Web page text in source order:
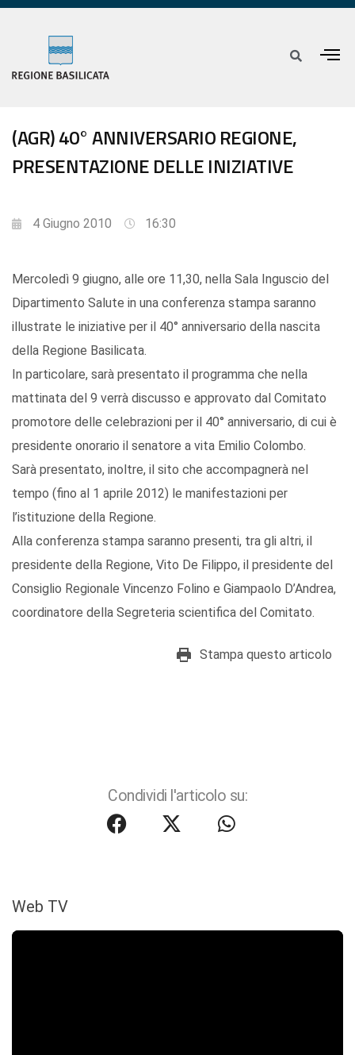
(AGR) 40° ANNIVERSARIO REGIONE,
PRESENTAZIONE DELLE INIZIATIVE
4 Giugno 2010 16:30
Mercoledì 9 giugno, alle ore 11,30, nella Sala Inguscio del
Dipartimento Salute in una conferenza stampa saranno
illustrate le iniziative per il 40° anniversario della nascita
della Regione Basilicata.
In particolare, sarà presentato il programma che nella
mattinata del 9 verrà discusso e approvato dal Comitato
promotore delle celebrazioni per il 40° anniversario, di cui è
presidente onorario il senatore a vita Emilio Colombo.
Sarà presentato, inoltre, il sito che accompagnerà nel
tempo (fino al 1 aprile 2012) le manifestazioni per
l’istituzione della Regione.
Alla conferenza stampa saranno presenti, tra gli altri, il
presidente della Regione, Vito De Filippo, il presidente del
Consiglio Regionale Vincenzo Folino e Giampaolo D’Andrea,
coordinatore della Segreteria scientifica del Comitato.
Stampa questo articolo
Condividi l'articolo su:
Web TV